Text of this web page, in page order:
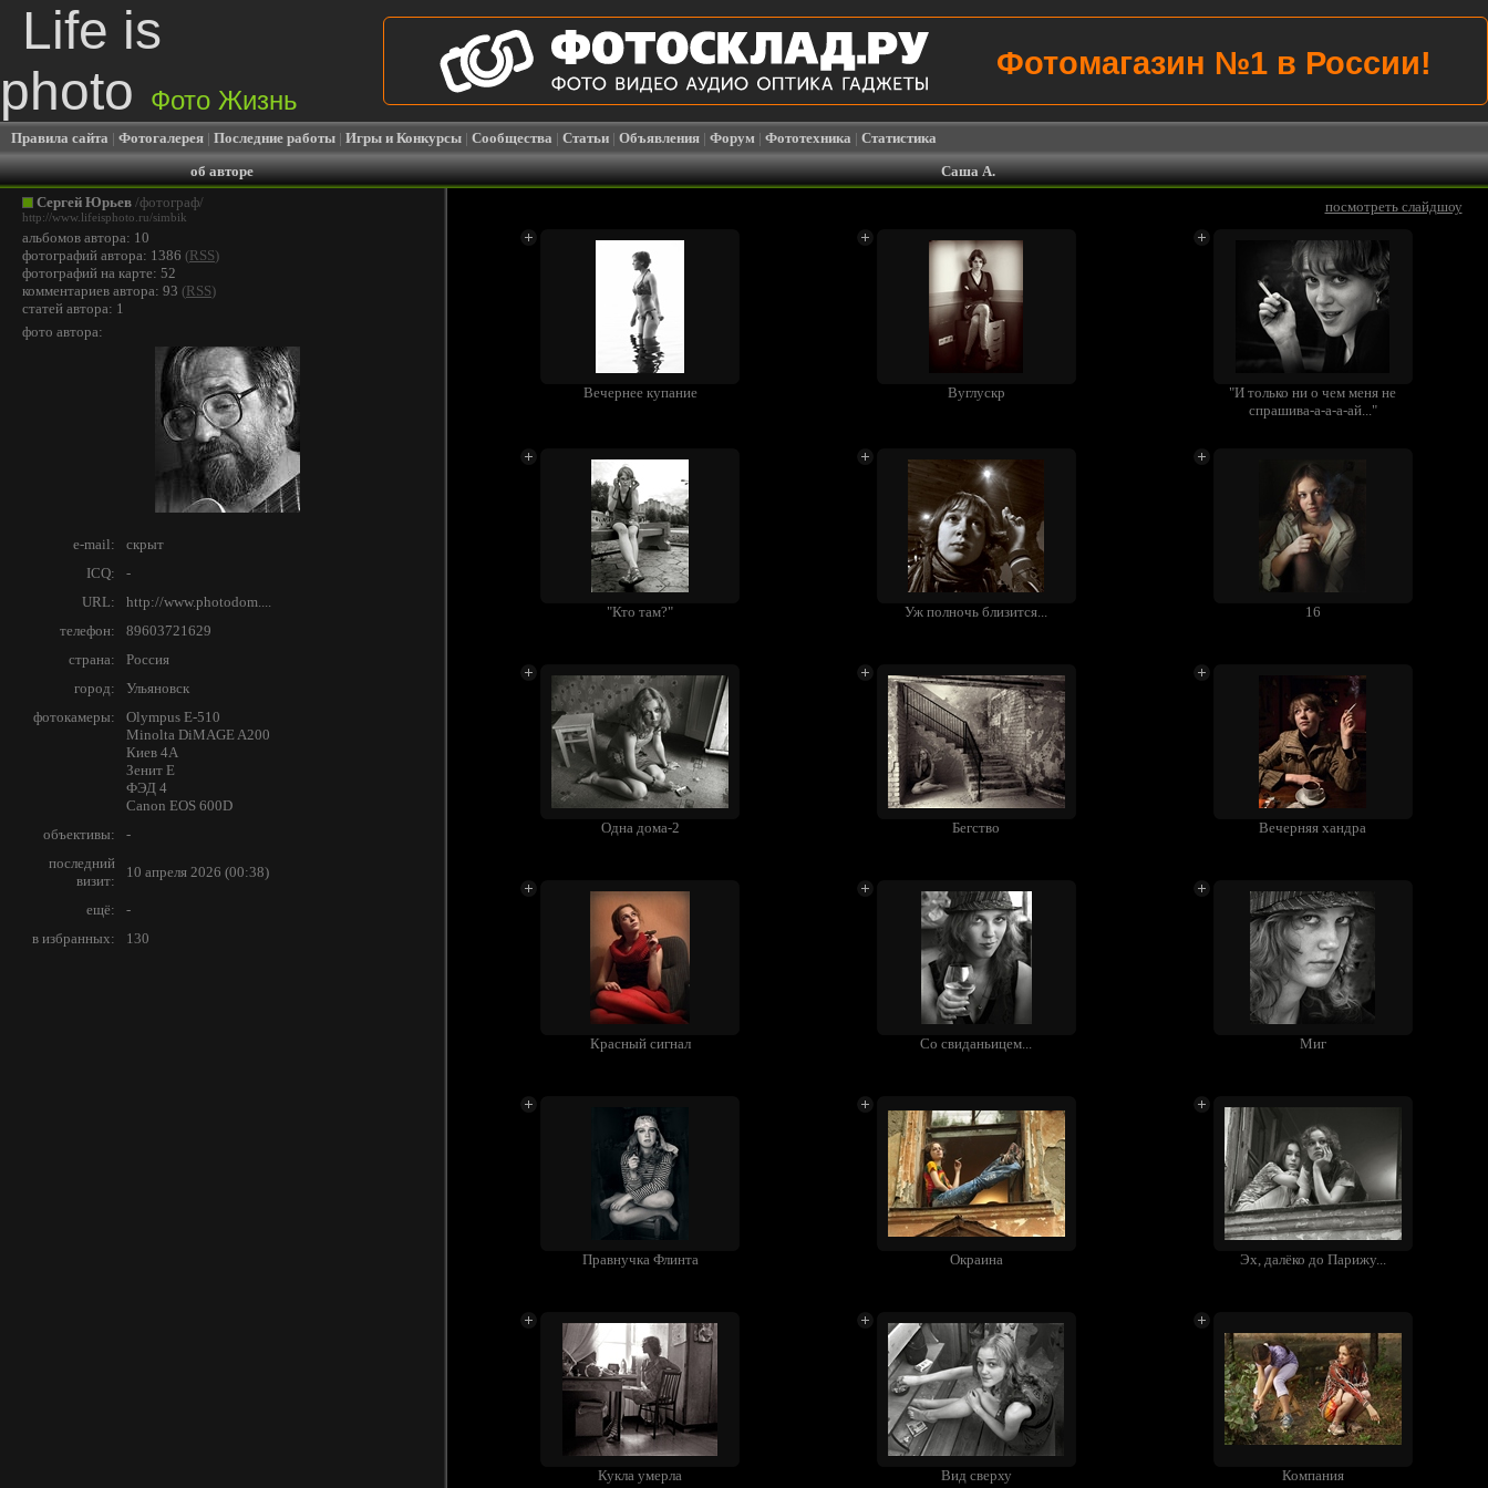
Life is
photo
Фото Жизнь
Фотомагазин №1 в России!
Правила сайта | Фотогалерея | Последние работы | Игры и Конкурсы | Сообщества | Статьи | Объявления | Форум | Фототехника | Статистика
об авторе
Саша А.
Сергей Юрьев /фотограф/
http://www.lifeisphoto.ru/simbik
альбомов автора: 10
фотографий автора: 1386 (RSS)
фотографий на карте: 52
комментариев автора: 93 (RSS)
статей автора: 1
фото автора:
e-mail:
скрыт
ICQ:
-
URL:
http://www.photodom....
телефон:
89603721629
страна:
Россия
город:
Ульяновск
фотокамеры:
Olympus E-510
Minolta DiMAGE A200
Киев 4А
Зенит E
ФЭД 4
Canon EOS 600D
объективы:
-
последний
визит:
10 апреля 2026 (00:38)
ещё:
-
в избранных:
130
посмотреть слайдшоу
Вечернее купание Вуглускр
"И только ни о чем меня не
спрашива-а-а-а-ай..."
"Кто там?" Уж полночь близится... 16
Одна дома-2 Бегство Вечерняя хандра
Красный сигнал Со свиданьицем... Миг
Правнучка Флинта Окраина Эх, далёко до Парижу...
Кукла умерла Вид сверху Компания